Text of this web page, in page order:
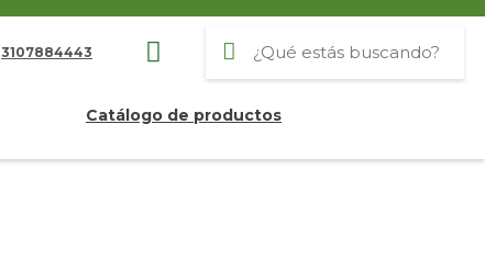
3107884443
Catálogo de productos